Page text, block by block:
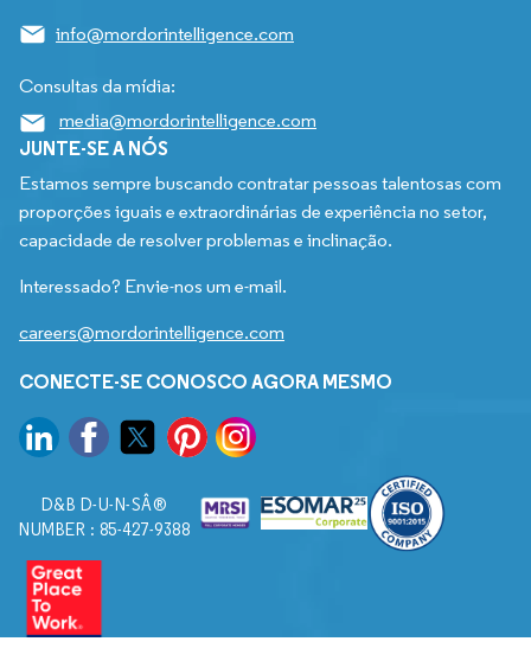
info@mordorintelligence.com
Consultas da mídia:
media@mordorintelligence.com
JUNTE-SE A NÓS
Estamos sempre buscando contratar pessoas talentosas com
proporções iguais e extraordinárias de experiência no setor,
capacidade de resolver problemas e inclinação.
Interessado? Envie-nos um e-mail.
careers@mordorintelligence.com
CONECTE-SE CONOSCO AGORA MESMO
D&B D-U-N-SÂ®
NUMBER : 85-427-9388